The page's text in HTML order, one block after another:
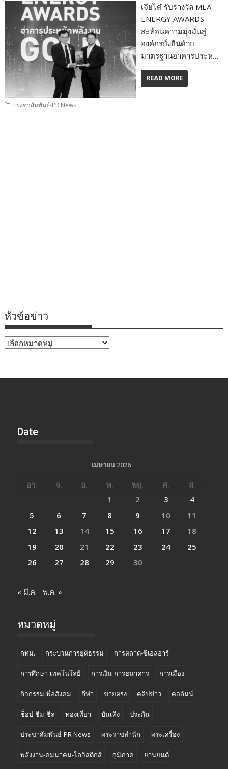
เจียไต๋ รับรางวัล MEA
ENERGY AWARDS
สะท้อนความมุ่งมั่นสู่
องค์กรยั่งยืนด้วย
มาตรฐานอาคารประห…
READ MORE
ประชาสัมพันธ์-PR News
หัวข้อข่าว
หัวข้อ
Date
เมษายน 2026
อา. จ. อ. พ. พฤ. ศ.
ส.
1
2 3
4
5
6 7 8 9 10
11
12
13 14 15 16 17
18
19
20 21 22 23 24
25
26
27 28 29 30
« มี.ค. พ.ค. »
หมวดหมู่
กทม. กระบวนการยุติธรรม การตลาด-ซีเอสอาร์
การศึกษา-เทคโนโลยี การเงิน-การธนาคาร การเมือง
กิจกรรมเพื่อสังคม กีฬา ขายตรง คลิปข่าว คอลัมน์
ช็อป-ชิม-ชิล ท่องเที่ยว บันเทิง ประกัน
ประชาสัมพันธ์-PR News พระราชสำนัก พระเครื่อง
พลังงาน-คมนาคม-โลจิสติกส์ ภูมิภาค ยานยนต์